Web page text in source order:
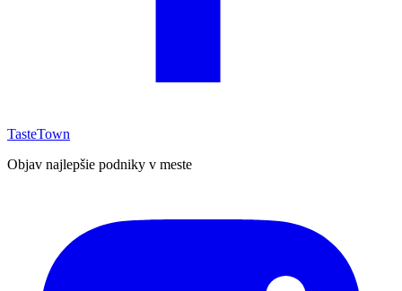
TasteTown
Objav najlepšie podniky v meste